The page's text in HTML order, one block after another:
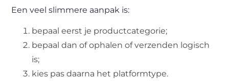
Een veel slimmere aanpak is:
bepaal eerst je productcategorie;
bepaal dan of ophalen of verzenden logisch
is;
kies pas daarna het platformtype.